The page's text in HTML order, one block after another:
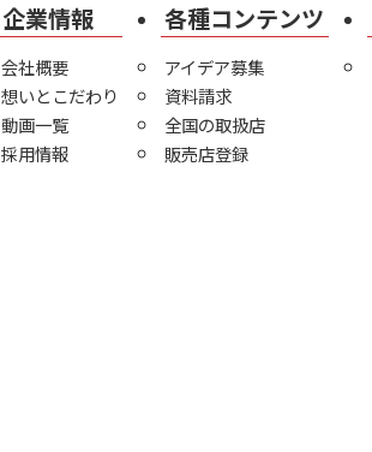
企業情報
会社概要
想いとこだわり
動画一覧
採用情報
各種コンテンツ
アイデア募集
資料請求
全国の取扱店
販売店登録